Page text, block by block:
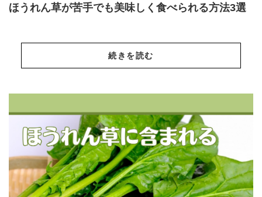
ほうれん草が苦手でも美味しく食べられる方法3選
続きを読む